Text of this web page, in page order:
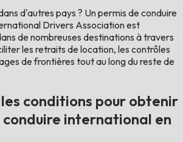
d'autres pays ? Un permis de conduire
Drivers Association est
de nombreuses destinations à travers
les retraits de location, les contrôles
de frontières tout au long du reste de
conditions pour obtenir
conduire international en